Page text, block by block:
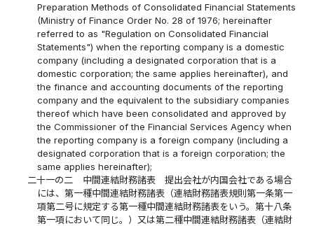
Preparation Methods of Consolidated Financial Statements
(Ministry of Finance Order No. 28 of 1976; hereinafter
referred to as "Regulation on Consolidated Financial
Statements") when the reporting company is a domestic
company (including a designated corporation that is a
domestic corporation; the same applies hereinafter), and
the finance and accounting documents of the reporting
company and the equivalent to the subsidiary companies
thereof which have been consolidated and approved by
the Commissioner of the Financial Services Agency when
the reporting company is a foreign company (including a
designated corporation that is a foreign corporation; the
same applies hereinafter);
二十一の二
中間連結財務諸表 提出会社が内国会社である場合
には、第一種中間連結財務諸表（連結財務諸表規則第一条第一
項第二号に規定する第一種中間連結財務諸表をいう。第十八条
第一項において同じ。）又は第二種中間連結財務諸表（連結財